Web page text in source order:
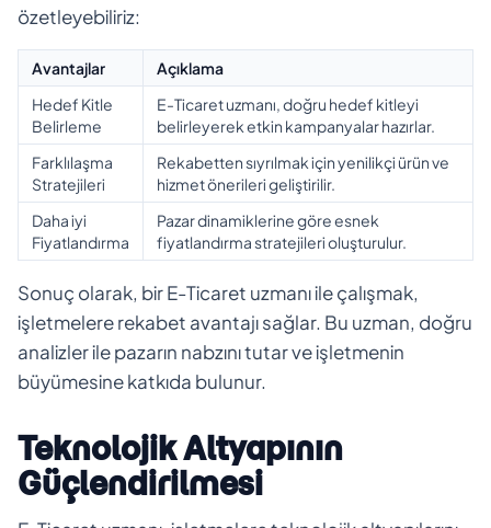
özetleyebiliriz:
Avantajlar
Açıklama
Hedef Kitle
Belirleme
E-Ticaret uzmanı, doğru hedef kitleyi
belirleyerek etkin kampanyalar hazırlar.
Farklılaşma
Stratejileri
Rekabetten sıyrılmak için yenilikçi ürün ve
hizmet önerileri geliştirilir.
Daha iyi
Fiyatlandırma
Pazar dinamiklerine göre esnek
fiyatlandırma stratejileri oluşturulur.
Sonuç olarak, bir E-Ticaret uzmanı ile çalışmak,
işletmelere rekabet avantajı sağlar. Bu uzman, doğru
analizler ile pazarın nabzını tutar ve işletmenin
büyümesine katkıda bulunur.
Teknolojik Altyapının
Güçlendirilmesi